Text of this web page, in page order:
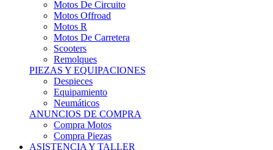
Motos R
Motos De Carretera
Scooters
Remolques
PIEZAS Y EQUIPACIONES
Despieces
Equipamiento
Neumáticos
ANUNCIOS DE COMPRA
Compra Motos
Compra Piezas
ASISTENCIA Y TALLER
ASISTENCIA Y TALLER